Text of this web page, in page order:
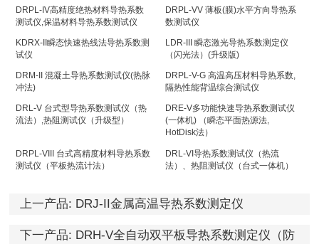
DRPL-IV高精度绝热材料导热系数
测试仪,保温材料导热系数测试仪
DRPL-VV 薄板(膜)水平方向导热系
数测试仪
KDRX-II瞬态快速热线法导热系数测
试仪
LDR-III 瞬态激光导热系数测定仪
（闪光法）(升级版)
DRM-II 混凝土导热系数测试仪(热脉
冲法)
DRPL-V-G 高温高压材料导热系数,
隔热性能背温综合测试仪
DRL-V 台式型导热系数测试仪（热
流法）,热阻测试仪（升级型）
DRE-V多功能快速导热系数测试仪
(一体机) （瞬态平面热源法,
HotDisk法）
DRPL-VIII 台式高精度材料导热系数
测试仪（平板热流计法）
DRL-VI导热系数测试仪（热流
法）、热阻测试仪（台式一体机）
上一产品: DRJ-II金属高温导热系数测定仪
下一产品: DRH-V全自动双平板导热系数测定仪（防